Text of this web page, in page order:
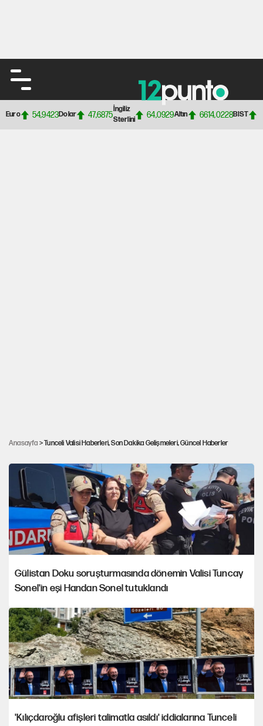
Euro 54,9423Dolar 47,6875
İngiliz
Sterlini
64,0929Altın 6614,0228BIST
Anasayfa > Tunceli Valisi Haberleri, Son Dakika Gelişmeleri, Güncel Haberler
Doku soruşturması
Gülistan Doku soruşturmasında dönemin Valisi Tuncay
Sonel'in eşi Handan Sonel tutuklandı
'Kılıçdaroğlu afişleri talimatla asıldı' iddialarına Tunceli